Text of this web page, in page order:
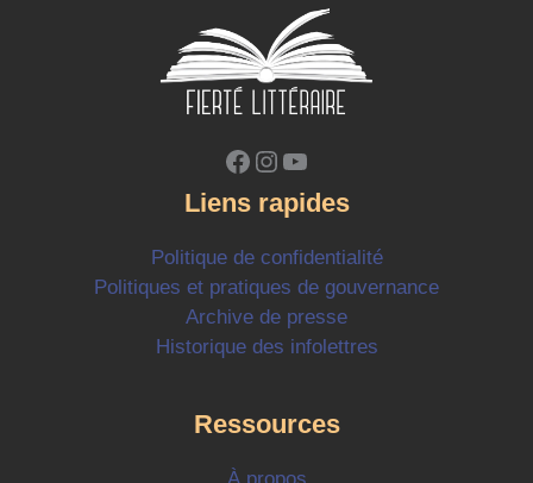
Facebook
Instagram
YouTube
Liens rapides
Politique de confidentialité
Politiques et pratiques de gouvernance
Archive de presse
Historique des infolettres
Ressources